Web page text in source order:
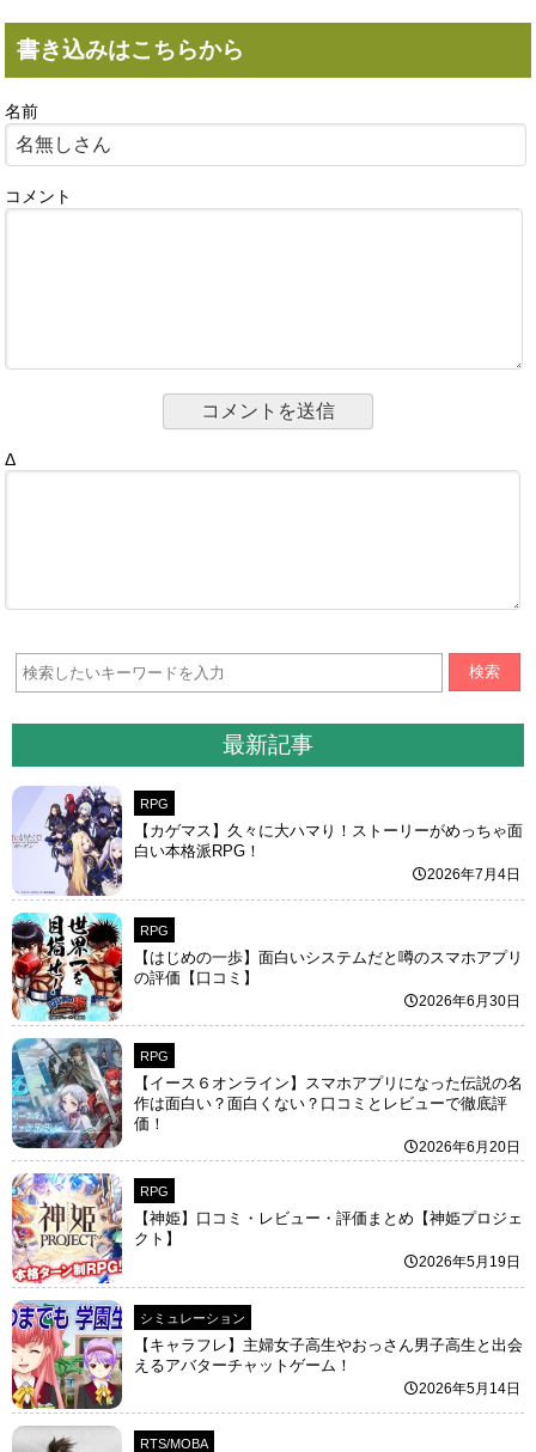
書き込みはこちらから
名前
コメント
Δ
検索
最新記事
RPG
【カゲマス】久々に大ハマり！ストーリーがめっちゃ面
白い本格派RPG！
2026年7月4日
RPG
【はじめの一歩】面白いシステムだと噂のスマホアプリ
の評価【口コミ】
2026年6月30日
RPG
【イース６オンライン】スマホアプリになった伝説の名
作は面白い？面白くない？口コミとレビューで徹底評
価！
2026年6月20日
RPG
【神姫】口コミ・レビュー・評価まとめ【神姫プロジェ
クト】
2026年5月19日
シミュレーション
【キャラフレ】主婦女子高生やおっさん男子高生と出会
えるアバターチャットゲーム！
2026年5月14日
RTS/MOBA